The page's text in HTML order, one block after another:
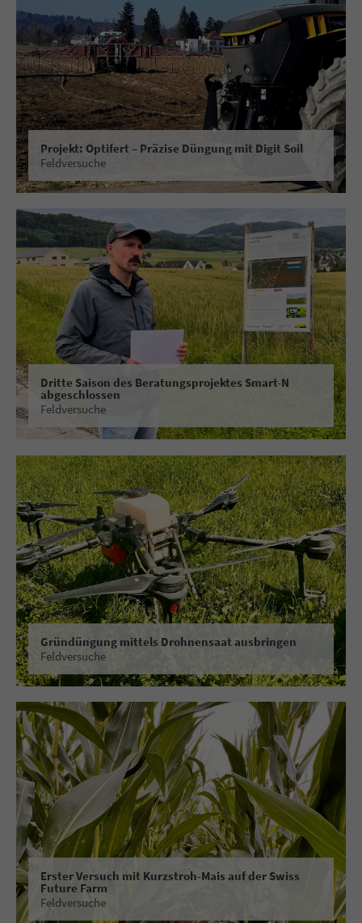
Projekt: Optifert – Präzise Düngung mit Digit Soil
Feldversuche
Dritte Saison des Beratungsprojektes Smart-N
abgeschlossen
Feldversuche
Gründüngung mittels Drohnensaat ausbringen
Feldversuche
Erster Versuch mit Kurzstroh-Mais auf der Swiss
Future Farm
Feldversuche